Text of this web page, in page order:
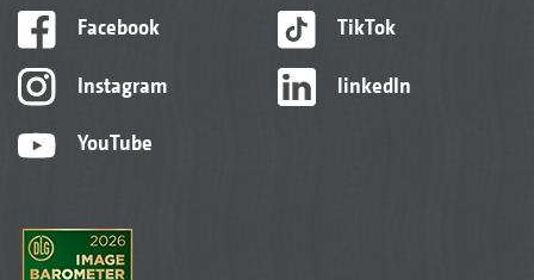
Facebook
Instagram
YouTube
TikTok
linkedIn